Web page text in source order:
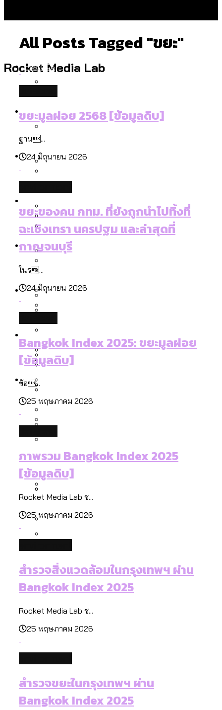
Rocket Media Lab
Politics
จราจรฯ เพิ่ม 150% มีเพียง 5 เขตที่งบเพิ่ม
เมื่อแยกท่องเที่ยวออกจากกีฬา กระทรวง
สมุดจดการบ้าน ส.ก. 2569 : แต่ละเขตมี
Vote62 ขอบคุณประชาชนที่ร่วม
สังเกตการณ์การเลือกตั้งชวนคุยกันถึงบท
เรียนที่เราได้รับจากเลือกตั้ง กรุงเทพฯ –
พัทยา
กทม. มีอำนาจแค่ไหน ในการแก้ปัญหาให้คน
ที่อาศัยอยู่ในกรุงเทพฯ
Environment
สำรวจเหตุไฟไหม้ในกรุงเทพฯ ส่วนใหญ่มา
จากไฟฟ้าลัดวงจร เขตจตุจักรเกิดไฟฟ้า
ลัดวงจรมากที่สุด
สวนสาธารณะและพื้นที่สีเขียวใน กทม. เพิ่ม
ขึ้นและเข้าถึงได้มากน้อยแค่ไหน
ขยะมูลฝอย 2568 [ข้อมูลดิบ]
ขยะของคน กทม. ที่ยังถูกนำไปทิ้งที่
ฉะเชิงเทรา นครปฐม และล่าสุดที่กาญจนบุรี
งบระบายน้ำ-ป้องกันน้ำท่วม 4 ปี (2566-
2569) ของ กทม. ในยุคชัชชาติ ลงเขตไหน
ทำอะไรบ้าง
Culture
โลกใบเดียว สิทธิไม่เท่ากัน: กฎหมายการ
รับรองเพศของ Transgender ทั่วโลก
ประเทศไหนทำได้บ้าง?
วิดีโอ AI ในช่วงความขัดแย้งไทย-กัมพูชา
ความเกลียดชังที่ขายได้ : สำรวจ Hate
Speech ที่ถูกผลิตซ้ำผ่านวิดีโอ AI ในช่วง
กรุงเทพฯ เมืองคอนเสิร์ต : สำรวจ
คอนเสิร์ตและแฟนมีตติ้งในไทยจำนวน 526
งาน ตั้งแต่ปี 2023-2024
ปีนกำแพงส่องซีรีส์จีน: จีนส่งออกภาพ
เมกะโปรเจ็กต์ของ กทม. ในช่วงที่มีการใช้
งบคาบเกี่ยวในยุคชัชชาติ มีอะไร ใช้งบแค่
Bangkok Index 2025
สำรวจงบประมาณรายเขตในกรุงเทพฯ
ผ่าน Bangkok Index 2025
สำรวจรายได้จากการจัดเก็บภาษีใน
Future
สังคมผู้สูงอายุไทย [ข้อมูลดิบ]
สังคมสูงวัยระดับสุดยอด และ 64 จังหวัดที่
ตายมากกว่าเกิด
กรุงเทพฯ เมืองสังคมผู้สูงอายุ : 36 เขตมี
คนตายมากกว่าคนเกิด 18 เขตเป็นสังคมผู้
สูงอายุระดับสุดยอด
Bangkok Index 2025 : อันดับความน่าอยู่
Database
สังคมผู้สูงอายุไทย [ข้อมูลดิบ]
[ข้อมูลดิบ]
[ข้อมูลดิบ]
Project
Bangkok Index
Bangkok Index 2022
About Us
All Posts Tagged "ขยะ"
ขยะมูลฝอย 2568 [ข้อมูลดิบ]
ฐาน...
24 มิถุนายน 2026
ขยะของคน กทม. ที่ยังถูกนำไปทิ้งที่
ฉะเชิงเทรา นครปฐม และล่าสุดที่
กาญจนบุรี
ในร...
24 มิถุนายน 2026
Bangkok Index 2025: ขยะมูลฝอย
[ข้อมูลดิบ]
ข้อ...
25 พฤษภาคม 2026
ภาพรวม Bangkok Index 2025
[ข้อมูลดิบ]
Rocket Media Lab ช...
25 พฤษภาคม 2026
สำรวจสิ่งแวดล้อมในกรุงเทพฯ ผ่าน
Bangkok Index 2025
Rocket Media Lab ช...
25 พฤษภาคม 2026
สำรวจขยะในกรุงเทพฯ ผ่าน
Bangkok Index 2025